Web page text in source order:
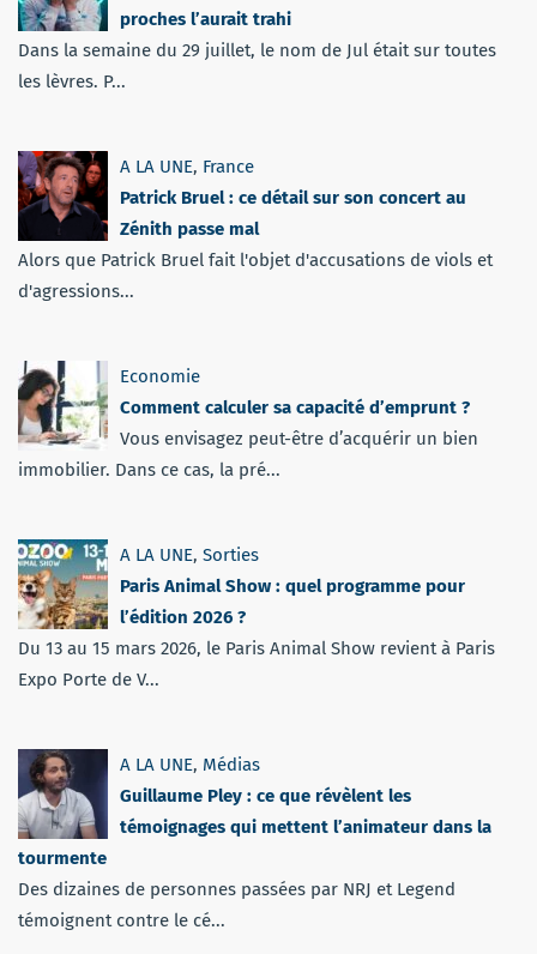
proches l’aurait trahi
Dans la semaine du 29 juillet, le nom de Jul était sur toutes
les lèvres. P...
A LA UNE, France
Patrick Bruel : ce détail sur son concert au
Zénith passe mal
Alors que Patrick Bruel fait l'objet d'accusations de viols et
d'agressions...
Economie
Comment calculer sa capacité d’emprunt ?
Vous envisagez peut-être d’acquérir un bien
immobilier. Dans ce cas, la pré...
A LA UNE, Sorties
Paris Animal Show : quel programme pour
l’édition 2026 ?
Du 13 au 15 mars 2026, le Paris Animal Show revient à Paris
Expo Porte de V...
A LA UNE, Médias
Guillaume Pley : ce que révèlent les
témoignages qui mettent l’animateur dans la
tourmente
Des dizaines de personnes passées par NRJ et Legend
témoignent contre le cé...